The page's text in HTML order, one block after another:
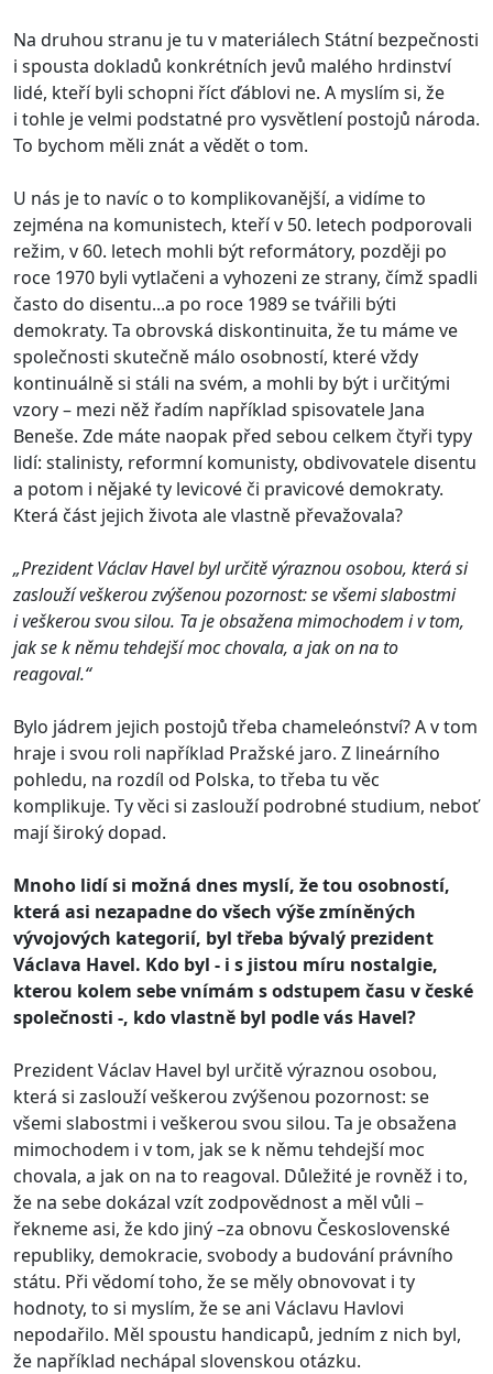
Na druhou stranu je tu v materiálech Státní bezpečnosti
i spousta dokladů konkrétních jevů malého hrdinství
lidé, kteří byli schopni říct ďáblovi ne. A myslím si, že
i tohle je velmi podstatné pro vysvětlení postojů národa.
To bychom měli znát a vědět o tom.
U nás je to navíc o to komplikovanější, a vidíme to
zejména na komunistech, kteří v 50. letech podporovali
režim, v 60. letech mohli být reformátory, později po
roce 1970 byli vytlačeni a vyhozeni ze strany, čímž spadli
často do disentu...a po roce 1989 se tvářili býti
demokraty. Ta obrovská diskontinuita, že tu máme ve
společnosti skutečně málo osobností, které vždy
kontinuálně si stáli na svém, a mohli by být i určitými
vzory – mezi něž řadím například spisovatele Jana
Beneše. Zde máte naopak před sebou celkem čtyři typy
lidí: stalinisty, reformní komunisty, obdivovatele disentu
a potom i nějaké ty levicové či pravicové demokraty.
Která část jejich života ale vlastně převažovala?
„Prezident Václav Havel byl určitě výraznou osobou, která si
zaslouží veškerou zvýšenou pozornost: se všemi slabostmi
i veškerou svou silou. Ta je obsažena mimochodem i v tom,
jak se k němu tehdejší moc chovala, a jak on na to
reagoval.“
Bylo jádrem jejich postojů třeba chameleónství? A v tom
hraje i svou roli například Pražské jaro. Z lineárního
pohledu, na rozdíl od Polska, to třeba tu věc
komplikuje. Ty věci si zaslouží podrobné studium, neboť
mají široký dopad.
Mnoho lidí si možná dnes myslí, že tou osobností,
která asi nezapadne do všech výše zmíněných
vývojových kategorií, byl třeba bývalý prezident
Václava Havel. Kdo byl - i s jistou míru nostalgie,
kterou kolem sebe vnímám s odstupem času v české
společnosti -, kdo vlastně byl podle vás Havel?
Prezident Václav Havel byl určitě výraznou osobou,
která si zaslouží veškerou zvýšenou pozornost: se
všemi slabostmi i veškerou svou silou. Ta je obsažena
mimochodem i v tom, jak se k němu tehdejší moc
chovala, a jak on na to reagoval. Důležité je rovněž i to,
že na sebe dokázal vzít zodpovědnost a měl vůli –
řekneme asi, že kdo jiný –za obnovu Československé
republiky, demokracie, svobody a budování právního
státu. Při vědomí toho, že se měly obnovovat i ty
hodnoty, to si myslím, že se ani Václavu Havlovi
nepodařilo. Měl spoustu handicapů, jedním z nich byl,
že například nechápal slovenskou otázku.